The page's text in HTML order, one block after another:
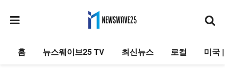
홈 뉴스웨이브25 TV 최신뉴스 로컬 미국